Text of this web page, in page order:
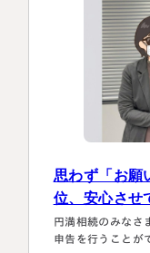
名古屋事務所
450-0002
思わず「お願
位、安心させ
円満相続のみなさ
申告を行うことが